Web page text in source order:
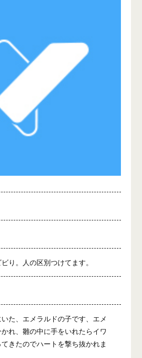
り。人の区別つけてます。
た、エメラルドの子です、エメ
れ、雛の中に手をいれたらイワ
きたのでハートを撃ち抜かれま